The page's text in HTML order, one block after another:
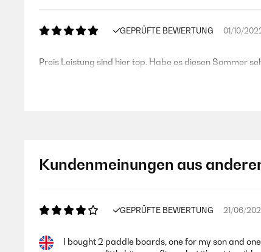
GEPRÜFTE BEWERTUNG 01/10/
Preis Leistung sind hier top. Habe es diesen Sommer
Schönes hochwertiges SUP, Kundenservice schwer
Kundenmeinungen aus
GEPRÜFTE BEWERTUNG 21/06/
I bought 2 paddle boards, one for my son and